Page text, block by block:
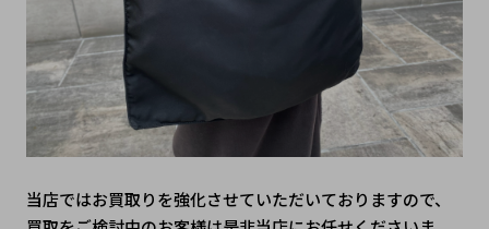
当店ではお買取りを強化させていただいておりますので、